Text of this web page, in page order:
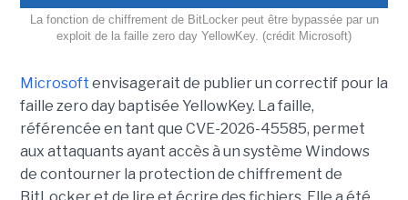
La fonction de chiffrement de BitLocker peut être bypassée par un
exploit de la faille zero day YellowKey. (crédit Microsoft)
Microsoft envisagerait de publier un correctif pour la
faille zero day baptisée YellowKey. La faille,
référencée en tant que CVE-2026-45585, permet
aux attaquants ayant accès à un système Windows
de contourner la protection de chiffrement de